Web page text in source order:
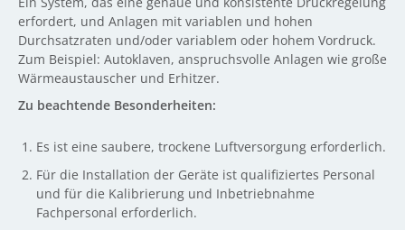
erfordert, und Anlagen mit variablen und hohen
Durchsatzraten und/oder variablem oder hohem Vordruck.
Zum Beispiel: Autoklaven, anspruchsvolle Anlagen wie große
Wärmeaustauscher und Erhitzer.
Zu beachtende Besonderheiten:
Es ist eine saubere, trockene Luftversorgung erforderlich.
Für die Installation der Geräte ist qualifiziertes Personal
und für die Kalibrierung und Inbetriebnahme
Fachpersonal erforderlich.